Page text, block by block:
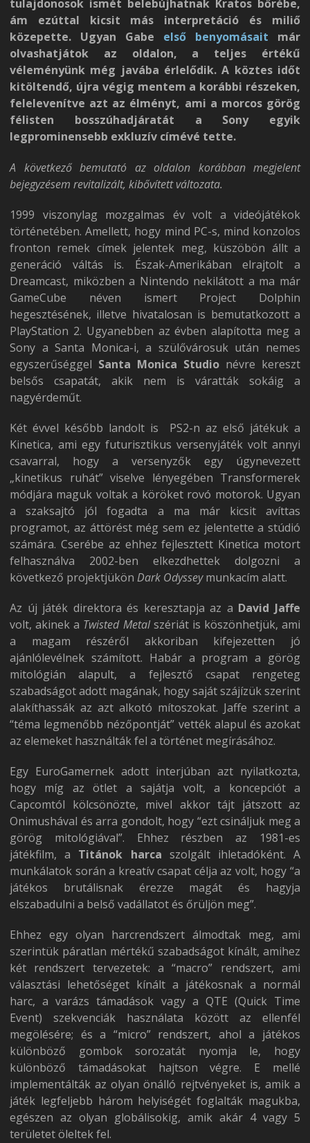
tulajdonosok ismét belebújhatnak Kratos bőrébe,
ám ezúttal kicsit más interpretáció és miliő
közepette. Ugyan Gabe első benyomásait már
olvashatjátok az oldalon, a teljes értékű
véleményünk még javába érlelődik. A köztes időt
kitöltendő, újra végig mentem a korábbi részeken,
felelevenítve azt az élményt, ami a morcos görög
félisten bosszúhadjáratát a Sony egyik
legprominensebb exkluzív címévé tette.
A következő bemutató az oldalon korábban megjelent
bejegyzésem revitalizált, kibővített változata.
1999 viszonylag mozgalmas év volt a videójátékok
történetében. Amellett, hogy mind PC-s, mind konzolos
fronton remek címek jelentek meg, küszöbön állt a
generáció váltás is. Észak-Amerikában elrajtolt a
Dreamcast, miközben a Nintendo nekilátott a ma már
GameCube néven ismert Project Dolphin
hegesztésének, illetve hivatalosan is bemutatkozott a
PlayStation 2. Ugyanebben az évben alapította meg a
Sony a Santa Monica-i, a szülővárosuk után nemes
egyszerűséggel Santa Monica Studio névre kereszt
belsős csapatát, akik nem is váratták sokáig a
nagyérdeműt.
Két évvel később landolt is PS2-n az első játékuk a
Kinetica, ami egy futurisztikus versenyjáték volt annyi
csavarral, hogy a versenyzők egy úgynevezett
„kinetikus ruhát” viselve lényegében Transformerek
módjára maguk voltak a köröket rovó motorok. Ugyan
a szaksajtó jól fogadta a ma már kicsit avíttas
programot, az áttörést még sem ez jelentette a stúdió
számára. Cserébe az ehhez fejlesztett Kinetica motort
felhasználva 2002-ben elkezdhettek dolgozni a
következő projektjükön Dark Odysseymunkacím alatt.
Az új játék direktora és keresztapja az a David Jaffe
volt, akinek a Twisted Metalszériát is köszönhetjük, ami
a magam részéről akkoriban kifejezetten jó
ajánlólevélnek számított. Habár a program a görög
mitológián alapult, a fejlesztő csapat rengeteg
szabadságot adott magának, hogy saját szájízük szerint
alakíthassák az azt alkotó mítoszokat. Jaffe szerint a
“téma legmenőbb nézőpontját” vették alapul és azokat
az elemeket használták fel a történet megírásához.
Egy EuroGamernek adott interjúban azt nyilatkozta,
hogy míg az ötlet a sajátja volt, a koncepciót a
Capcomtól kölcsönözte, mivel akkor tájt játszott az
Onimushával és arra gondolt, hogy “ezt csináljuk meg a
görög mitológiával”. Ehhez részben az 1981-es
játékfilm, a Titánok harca szolgált ihletadóként. A
munkálatok során a kreatív csapat célja az volt, hogy “a
játékos brutálisnak érezze magát és hagyja
elszabadulni a belső vadállatot és őrüljön meg”.
Ehhez egy olyan harcrendszert álmodtak meg, ami
szerintük páratlan mértékű szabadságot kínált, amihez
két rendszert tervezetek: a “macro” rendszert, ami
választási lehetőséget kínált a játékosnak a normál
harc, a varázs támadások vagy a QTE (Quick Time
Event) szekvenciák használata között az ellenfél
megölésére; és a “micro” rendszert, ahol a játékos
különböző gombok sorozatát nyomja le, hogy
különböző támadásokat hajtson végre. E mellé
implementálták az olyan önálló rejtvényeket is, amik a
játék legfeljebb három helyiségét foglalták magukba,
egészen az olyan globálisokig, amik akár 4 vagy 5
területet öleltek fel.